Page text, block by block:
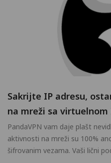
Sakrijte IP adresu,
na mreži sa virtuelnom
PandaVPN vam daje plašt
aktivnosti na mreži su 100%
šifrovanim vezama. Vaši lični